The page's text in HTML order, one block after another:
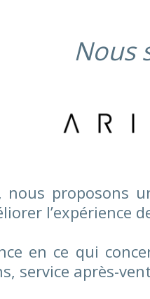
Nous
proposons
l’expérience
en ce qui
service après-